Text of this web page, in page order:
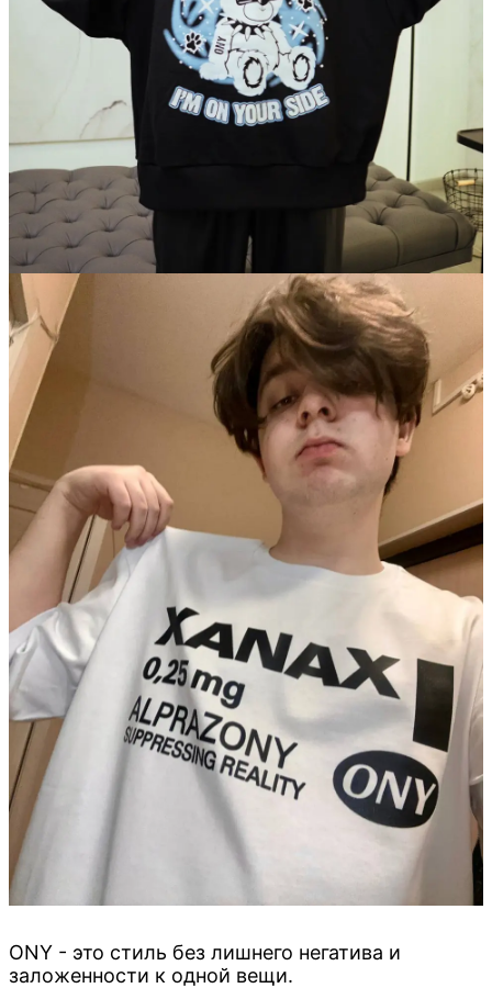
ONY - это стиль без лишнего негатива и
заложенности к одной вещи.